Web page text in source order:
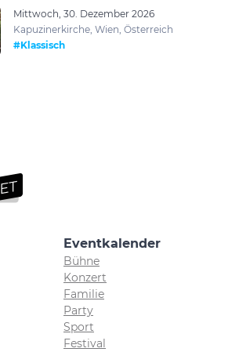
Mittwoch, 30. Dezember 2026
Kapuzinerkirche, Wien, Österreich
#Klassisch
Eventkalender
Bühne
Konzert
Familie
Party
Sport
Festival